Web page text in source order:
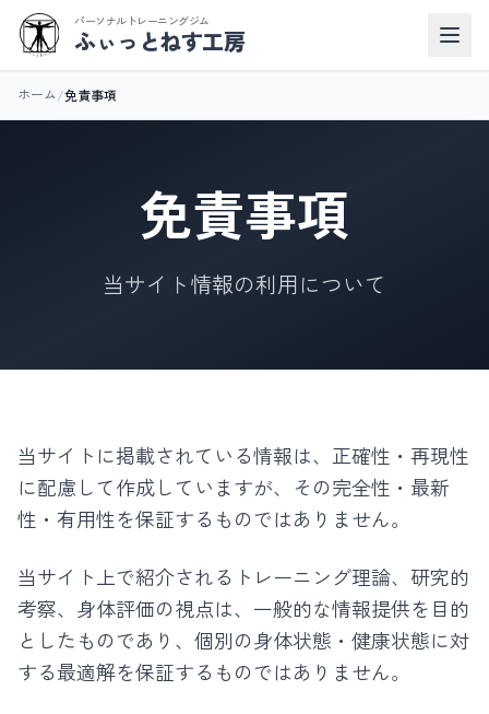
パーソナルトレーニングジム
ふぃっとねす工房
ホーム /免責事項
免責事項
当サイト情報の利用について
当サイトに掲載されている情報は、正確性・再現性
に配慮して作成していますが、その完全性・最新
性・有用性を保証するものではありません。
当サイト上で紹介されるトレーニング理論、研究的
考察、身体評価の視点は、一般的な情報提供を目的
としたものであり、個別の身体状態・健康状態に対
する最適解を保証するものではありません。